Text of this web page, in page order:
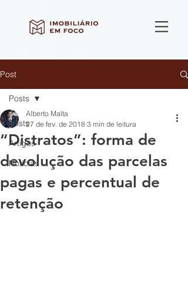
Post
Posts
Artigos
Notícias
Posts
“Distratos”: forma de
devolução das parcelas
pagas e percentual de
retenção
Alberto Malta
27 de fev. de 2018 3 min de leitura